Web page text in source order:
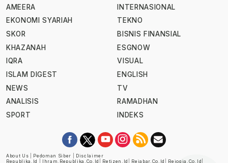
AMEERA
EKONOMI SYARIAH
SKOR
KHAZANAH
IQRA
ISLAM DIGEST
NEWS
ANALISIS
SPORT
INTERNASIONAL
TEKNO
BISNIS FINANSIAL
ESGNOW
VISUAL
ENGLISH
TV
RAMADHAN
INDEKS
About Us Pedoman Siber
Disclaimer
Republika.id
Ihram.republika.co.id Retizen.id Rejabar.co.id Rejogja.co.id